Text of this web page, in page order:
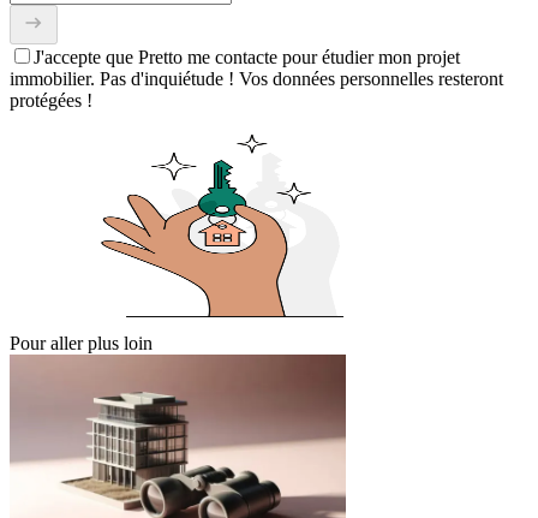
J'accepte que Pretto me contacte pour étudier mon projet
immobilier. Pas d'inquiétude ! Vos données personnelles resteront
protégées !
Pour aller plus loin